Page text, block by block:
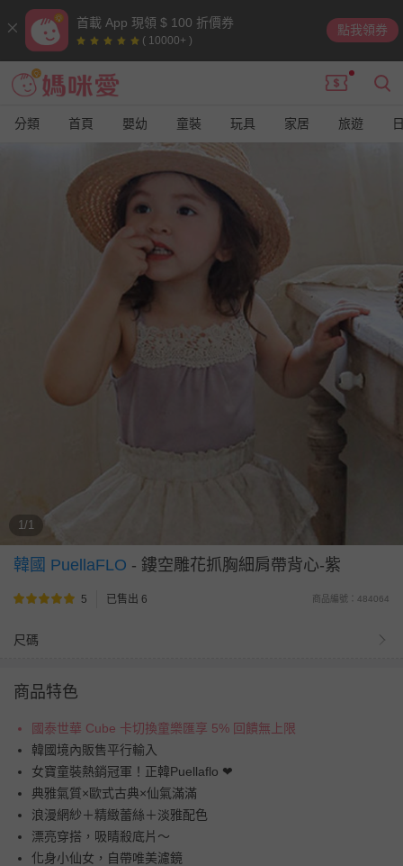
首載 App 現領 $ 100 折價券
( 10000+ )
點我領券
分類 首頁 嬰幼 童裝 玩具 家居 旅遊
1/1
韓國 PuellaFLO - 鏤空雕花抓胸細肩帶背心-紫
5 已售出 6 商品編號：484064
尺碼
商品特色
國泰世華 Cube 卡切換童樂匯享 5% 回饋無上限
韓國境內販售平行輸入
女寶童裝熱銷冠軍！正韓Puellaflo ❤
典雅氣質×歐式古典×仙氣滿滿
浪漫網紗＋精緻蕾絲＋淡雅配色
漂亮穿搭，吸睛殺底片～
化身小仙女，自帶唯美濾鏡